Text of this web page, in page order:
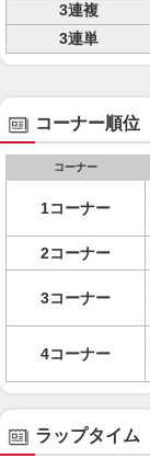
3連複
3連単
コーナー順位
コーナー
1コーナー
2コーナー
3コーナー
4コーナー
ラップタイム